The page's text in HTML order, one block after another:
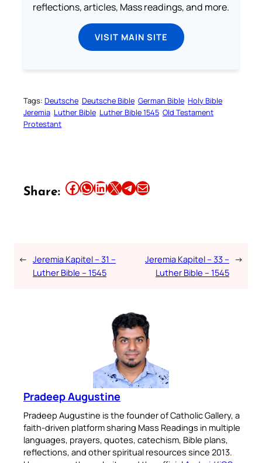
reflections, articles, Mass readings, and more.
VISIT MAIN SITE
Tags: Deutsche Deutsche Bible German Bible Holy Bible
Jeremia Luther Bible Luther Bible 1545 Old Testament
Protestant
Share: Share this article on Facebook Share this article on WhatsApp Share this article on LinkedIn Share this article on X Share this article on TelegramEmail this Article
← Jeremia Kapitel – 31 –
Luther Bible – 1545
Jeremia Kapitel – 33 –
Luther Bible – 1545
→
Pradeep Augustine
Pradeep Augustine is the founder of Catholic Gallery, a
faith-driven platform sharing Mass Readings in multiple
languages, prayers, quotes, catechism, Bible plans,
reflections, and other spiritual resources since 2013.